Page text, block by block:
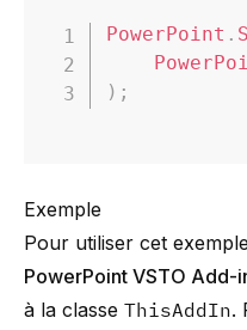
PowerPoint .
) ;
Exemple
Pour utiliser cet
PowerPoint VSTO Add-
à la classe ThisAddIn.